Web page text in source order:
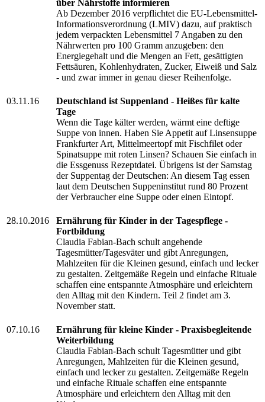
über Nährstoffe informieren
Ab Dezember 2016 verpflichtet die EU-Lebensmittel-
Informationsverordnung (LMIV) dazu, auf praktisch
jedem verpackten Lebensmittel 7 Angaben zu den
Nährwerten pro 100 Gramm anzugeben: den
Energiegehalt und die Mengen an Fett, gesättigten
Fettsäuren, Kohlenhydraten, Zucker, Eiweiß und Salz
- und zwar immer in genau dieser Reihenfolge.
03.11.16
Deutschland ist Suppenland - Heißes für kalte
Tage
Wenn die Tage kälter werden, wärmt eine deftige
Suppe von innen. Haben Sie Appetit auf Linsensuppe
Frankfurter Art, Mittelmeertopf mit Fischfilet oder
Spinatsuppe mit roten Linsen? Schauen Sie einfach in
die Essgenuss Rezeptdatei. Übrigens ist der Samstag
der Suppentag der Deutschen: An diesem Tag essen
laut dem Deutschen Suppeninstitut rund 80 Prozent
der Verbraucher eine Suppe oder einen Eintopf.
28.10.2016
Ernährung für Kinder in der Tagespflege -
Fortbildung
Claudia Fabian-Bach schult angehende
Tagesmütter/Tagesväter und gibt Anregungen,
Mahlzeiten für die Kleinen gesund, einfach und lecker
zu gestalten. Zeitgemäße Regeln und einfache Rituale
schaffen eine entspannte Atmosphäre und erleichtern
den Alltag mit den Kindern. Teil 2 findet am 3.
November statt.
07.10.16
Ernährung für kleine Kinder - Praxisbegleitende
Weiterbildung
Claudia Fabian-Bach schult Tagesmütter und gibt
Anregungen, Mahlzeiten für die Kleinen gesund,
einfach und lecker zu gestalten. Zeitgemäße Regeln
und einfache Rituale schaffen eine entspannte
Atmosphäre und erleichtern den Alltag mit den